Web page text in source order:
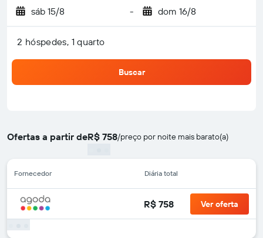
sáb 15/8 - dom 16/8
2 hóspedes, 1 quarto
Buscar
Ofertas a partir deR$ 758/preço por noite mais barato(a)
Fornecedor Diária total
R$ 758 Ver oferta